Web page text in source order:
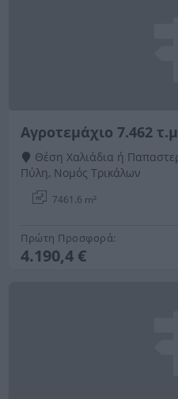
Αγροτεμάχιο 7.462
Θέση Χαλιάδια ή
Πύλη, Νομός Τρικάλων
7461.6 m²
Πρώτη Προσφορά:
4.190,4 €